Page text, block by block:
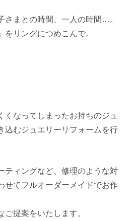
さまとの時間、一人の時間…。
リングにつめこんで。
くなってしまったお持ちのジュ
込むジュエリーリフォームを行
ティングなど、修理のような対
せてフルオーダーメイドでお作
ご提案をいたします。